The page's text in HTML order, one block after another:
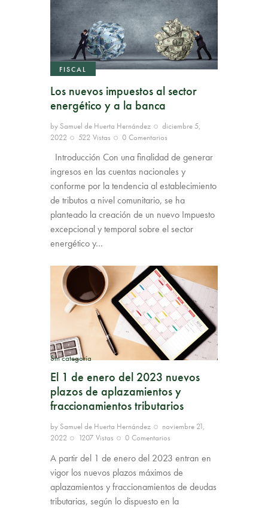
FISCAL
Los nuevos impuestos al sector
energético y a la banca
by Samuel de Huerta Hernández
diciembre 5,
2022
522 Vistas 0 Comentarios
Introducción Con una finalidad de generar
ingresos en las cuentas nacionales y
conforme por la tendencia al establecimiento
de tributos a nivel comunitario, se ha
planteado la creación de un nuevo Impuesto
excepcional y temporal sobre el sector
energético y…
Sin categoría
El 1 de enero del 2023 nuevos
plazos de aplazamientos y
fraccionamientos tributarios
by Samuel de Huerta Hernández
noviembre 21,
2022
1207 Vistas 0 Comentarios
A partir del 1 de enero del 2023 entran en
vigor los nuevos plazos máximos de
aplazamientos y fraccionamientos de deudas
tributarias, según lo dispuesto en la